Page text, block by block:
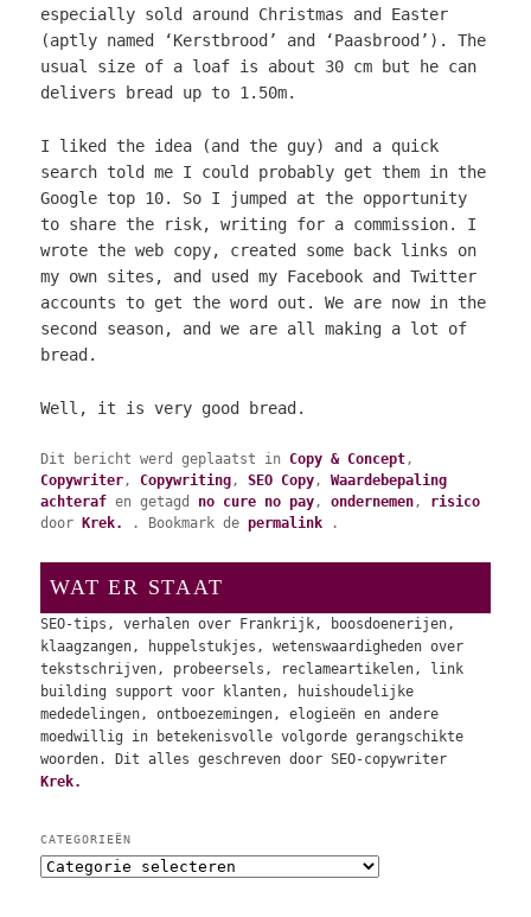
especially sold around Christmas and Easter
(aptly named ‘Kerstbrood’ and ‘Paasbrood’). The
usual size of a loaf is about 30 cm but he can
delivers bread up to 1.50m.
I liked the idea (and the guy) and a quick
search told me I could probably get them in the
Google top 10. So I jumped at the opportunity
to share the risk, writing for a commission. I
wrote the web copy, created some back links on
my own sites, and used my Facebook and Twitter
accounts to get the word out. We are now in the
second season, and we are all making a lot of
bread.
Well, it is very good bread.
Dit bericht werd geplaatst inCopy & Concept ,
Copywriter ,Copywriting ,SEO Copy ,Waardebepaling
achteraf en getagd no cure no pay ,ondernemen , risico
doorKrek. . Bookmark depermalink .
WAT ER STAAT
SEO-tips, verhalen over Frankrijk, boosdoenerijen,
klaagzangen, huppelstukjes, wetenswaardigheden over
tekstschrijven, probeersels, reclameartikelen, link
building support voor klanten, huishoudelijke
mededelingen, ontboezemingen, elogieën en andere
moedwillig in betekenisvolle volgorde gerangschikte
woorden. Dit alles geschreven door SEO-copywriter
Krek.
CATEGORIEËN
C